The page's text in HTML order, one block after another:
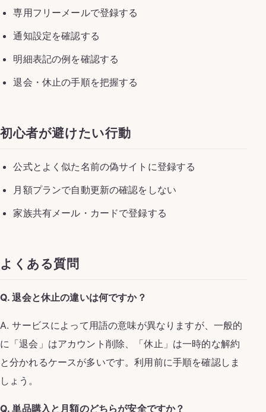
専用フリーメールで登録する
通知設定を確認する
明細表記の例を確認する
退会・休止の手順を把握する
初心者が避けたい行動
公式とよく似た名前の偽サイトに登録する
月額プランで自動更新の確認をしない
家族共有メール・カードで登録する
よくある質問
Q. 退会と休止の違いは何ですか？
A. サービスによって用語の意味が異なりますが、一般的
に「退会」はアカウント削除、「休止」は一時的な解約
と分かれるケースが多いです。利用前に手順を確認しま
しょう。
Q. 単品購入と月額のどちらが安全ですか？